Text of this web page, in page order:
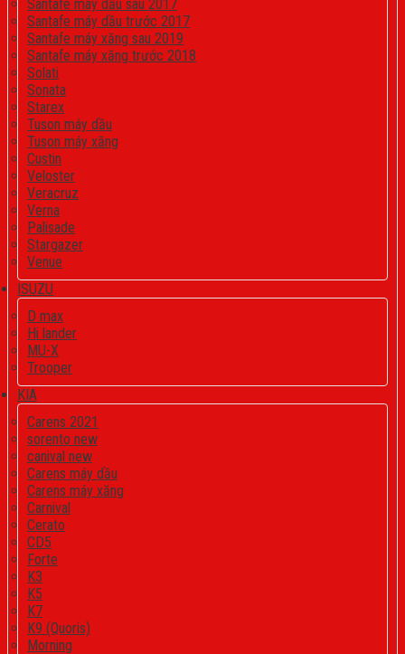
Santafe máy dầu sau 2017
Santafe máy dầu trước 2017
Santafe máy xăng sau 2019
Santafe máy xăng trước 2018
Solati
Sonata
Starex
Tuson máy dầu
Tuson máy xăng
Custin
Veloster
Veracruz
Verna
Palisade
Stargazer
Venue
ISUZU
D max
Hi lander
MU-X
Trooper
KIA
Carens 2021
sorento new
canival new
Carens máy dầu
Carens máy xăng
Carnival
Cerato
CD5
Forte
K3
K5
K7
K9 (Quoris)
Morning